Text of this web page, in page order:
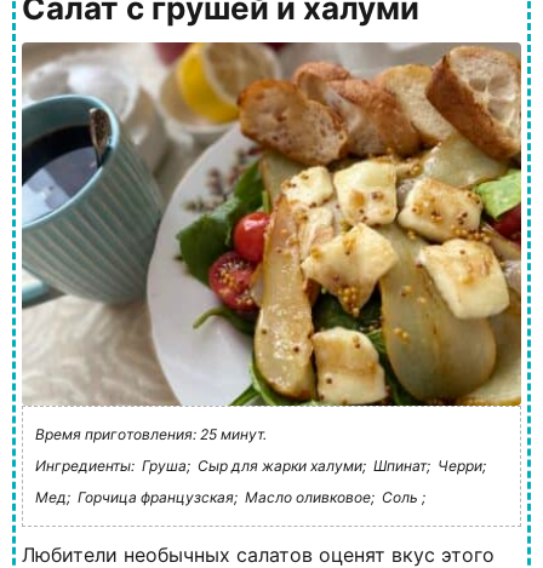
Салат с грушей и халуми
Время приготовления: 25 минут.
Ингредиенты: Груша; Сыр для жарки халуми; Шпинат; Черри;
Мед; Горчица французская; Масло оливковое; Соль ;
Любители необычных салатов оценят вкус этого